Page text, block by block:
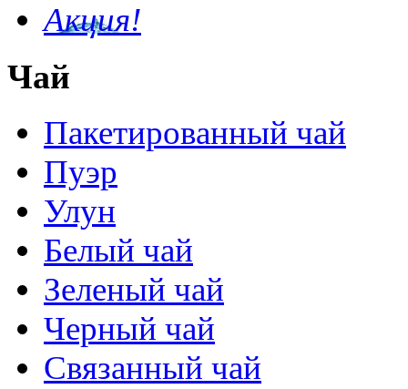
Акция!
Чай
Пакетированный чай
Пуэр
Улун
Белый чай
Зеленый чай
Черный чай
Связанный чай